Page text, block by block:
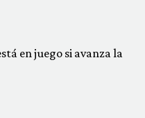
en juego si avanza la